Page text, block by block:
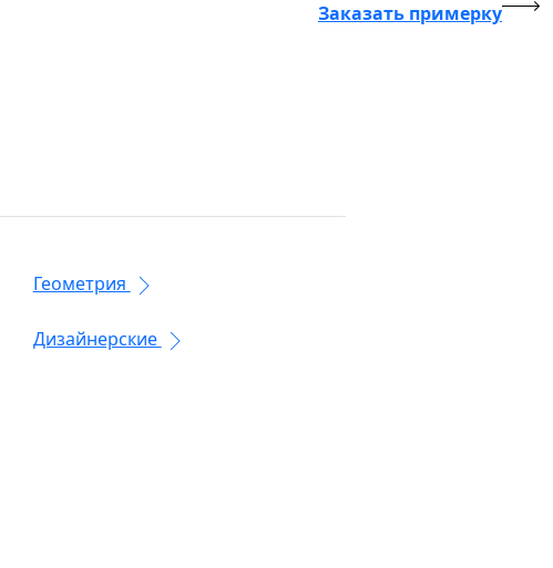
Заказать примерку
Геометрия
Дизайнерские